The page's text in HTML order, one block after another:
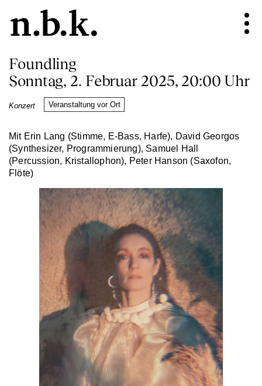
Foundling
Sonntag, 2. Februar 2025, 20:00 Uhr
Konzert Veranstaltung vor Ort
Mit Erin Lang (Stimme, E-Bass, Harfe), David Georgos
(Synthesizer, Programmierung), Samuel Hall
(Percussion, Kristallophon), Peter Hanson (Saxofon,
Flöte)